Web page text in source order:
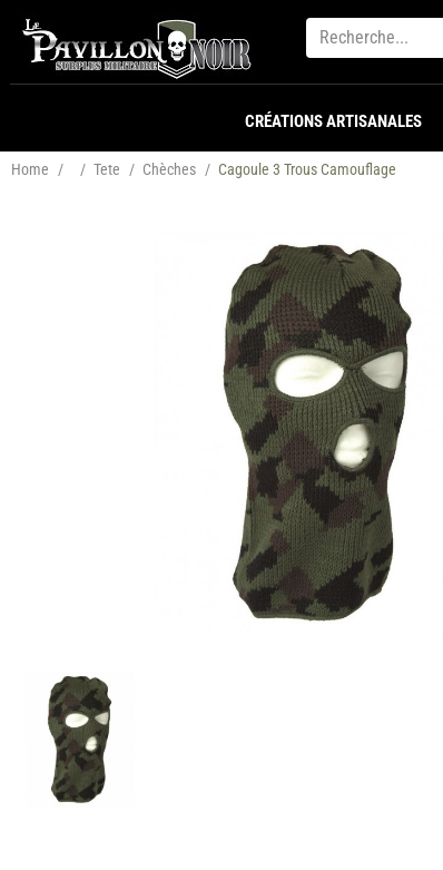
CRÉATIONS ARTISANALES
Home / / Tete / Chèches / Cagoule 3 Trous Camouflage